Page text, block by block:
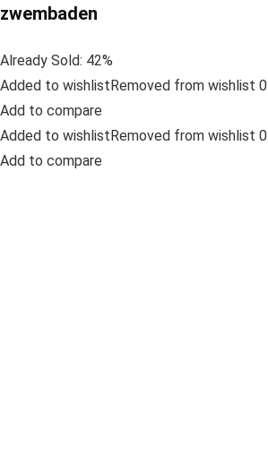
zwembaden
Already Sold: 42%
Added to wishlistRemoved from wishlist 0
Add to compare
Added to wishlistRemoved from wishlist 0
Add to compare